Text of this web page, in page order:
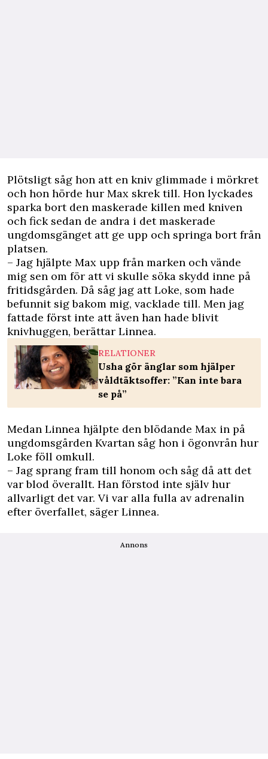
Plötsligt såg hon att en kniv glimmade i mörkret
och hon hörde hur Max skrek till. Hon lyckades
sparka bort den maskerade killen med kniven
och fick sedan de andra i det maskerade
ungdomsgänget att ge upp och springa bort från
platsen.
– Jag hjälpte Max upp från marken och vände
mig sen om för att vi skulle söka skydd inne på
fritidsgården. Då såg jag att Loke, som hade
befunnit sig bakom mig, vacklade till. Men jag
fattade först inte att även han hade blivit
knivhuggen, berättar Linnea.
RELATIONER
Usha gör änglar som hjälper
våldtäktsoffer: ”Kan inte bara
se på”
Medan Linnea hjälpte den blödande Max in på
ungdomsgården Kvartan såg hon i ögonvrån hur
Loke föll omkull.
– Jag sprang fram till honom och såg då att det
var blod överallt. Han förstod inte själv hur
allvarligt det var. Vi var alla fulla av adrenalin
efter överfallet, säger Linnea.
Annons